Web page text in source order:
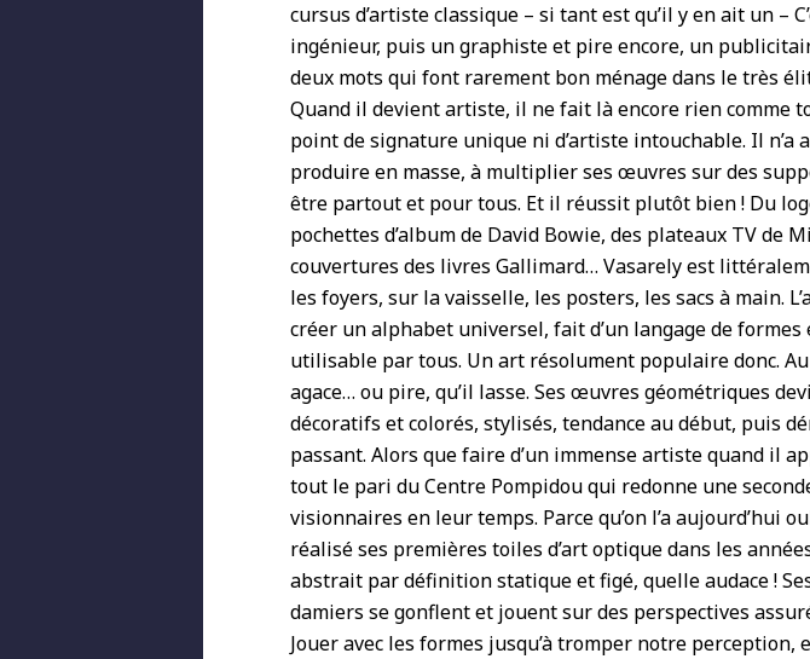
cursus d’artiste classique – si tant est qu’il y en ait un –
ingénieur, puis un graphiste et pire encore, un
deux mots qui font rarement bon ménage dans le très
Quand il devient artiste, il ne fait là encore rien comme
point de signature unique ni d’artiste intouchable. Il n’a
produire en masse, à multiplier ses œuvres sur des
être partout et pour tous. Et il réussit plutôt bien ! Du
pochettes d’album de David Bowie, des plateaux TV de
couvertures des livres Gallimard… Vasarely est
les foyers, sur la vaisselle, les posters, les sacs à main.
créer un alphabet universel, fait d’un langage de formes
utilisable par tous. Un art résolument populaire donc.
agace… ou pire, qu’il lasse. Ses œuvres géométriques
décoratifs et colorés, stylisés, tendance au début, puis
passant. Alors que faire d’un immense artiste quand il
tout le pari du Centre Pompidou qui redonne une
visionnaires en leur temps. Parce qu’on l’a aujourd’hui
réalisé ses premières toiles d’art optique dans les
abstrait par définition statique et figé, quelle audace !
damiers se gonflent et jouent sur des perspectives
Jouer avec les formes jusqu’à tromper notre perception,